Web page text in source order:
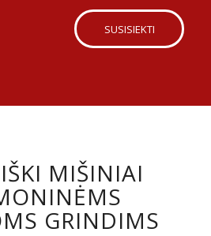
SUSISIEKTI
MIŠINIAI
GRINDIMS